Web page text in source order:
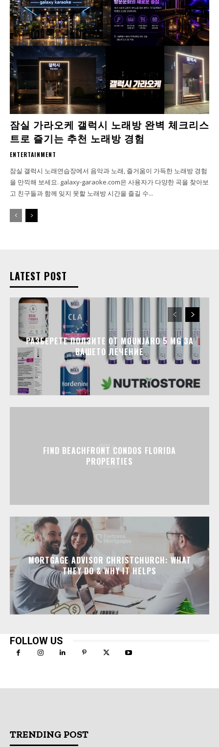
잠실 가라오케 갤럭시 노래방 완벽 체크리스
트로 즐기는 추천 노래방 경험
ENTERTAINMENT
잠실 갤럭시 노래연습장에서 음악과 노래, 즐거움이 가득한 노래방 경험
을 만끽해 보세요. galaxy-garaoke.com은 사용자가 다양한 곡을 찾아보
고 친구들과 함께 잊지 못할 노래방 시간을 즐길 수...
LATEST POST
РАЗБЕРЕТЕ ПОЛЗИТЕ ОТ MOUNJARO 5 MG ЗА
ВАШЕТО ЛЕЧЕНИЕ
FIND BEACHFRONT CONDOS FLORIDA
PROPERTIES
MORTGAGE ADVISOR CHRISTCHURCH: WHAT
THEY DO & WHY IT HELPS
FOLLOW US
TRENDING POST